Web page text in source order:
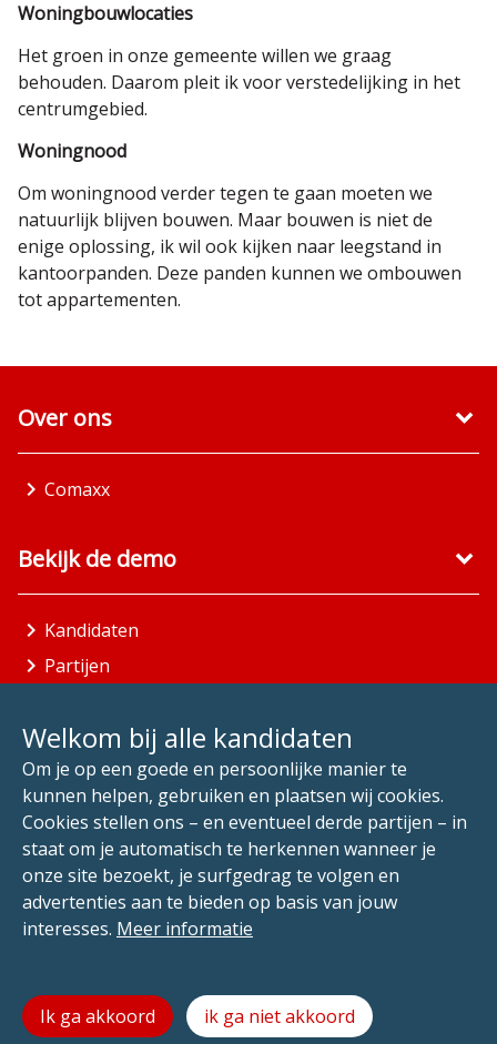
Woningbouwlocaties
Het groen in onze gemeente willen we graag
behouden. Daarom pleit ik voor verstedelijking in het
centrumgebied.
Woningnood
Om woningnood verder tegen te gaan moeten we
natuurlijk blijven bouwen. Maar bouwen is niet de
enige oplossing, ik wil ook kijken naar leegstand in
kantoorpanden. Deze panden kunnen we ombouwen
tot appartementen.
Welkom bij alle kandidaten
Om je op een goede en persoonlijke manier te
kunnen helpen, gebruiken en plaatsen wij cookies.
Cookies stellen ons – en eventueel derde partijen – in
staat om je automatisch te herkennen wanneer je
onze site bezoekt, je surfgedrag te volgen en
advertenties aan te bieden op basis van jouw
interesses. Meer informatie
Ik ga akkoord ik ga niet akkoord
Over ons
Comaxx
Bekijk de demo
Kandidaten
Partijen
Aandachtsgebieden
Alle Kandidaten
Hét ondersteunende platform voor de
gemeenteraadsverkiezingen.
© 2026 Comaxx B.V. - Alle kandidaten is een platform
ontwikkeld doorComaxx t.b.v. de gemeenteraadsverkiezingen